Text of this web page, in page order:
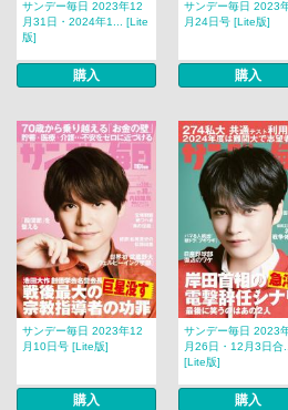
サンデー毎日 2023年12
月31日・2024年1... [Lite
版]
購入
サンデー毎日 2023
月24日号 [Lite版]
購入
サンデー毎日 2023年12
月10日号 [Lite版]
購入
サンデー毎日 2023
月26日・12月3日合...
[Lite版]
購入